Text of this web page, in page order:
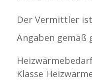
Der Vermittler
Angaben gemäß
Klasse